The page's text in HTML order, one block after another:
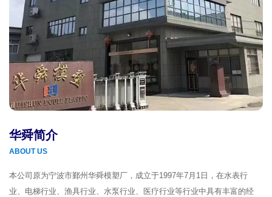
华舜简介
ABOUT US
本公司原为宁波市鄞州华舜模塑厂，成立于1997年7月1日，在水表行
业、电梯行业、渔具行业、水泵行业、医疗行业等行业中具有丰富的经